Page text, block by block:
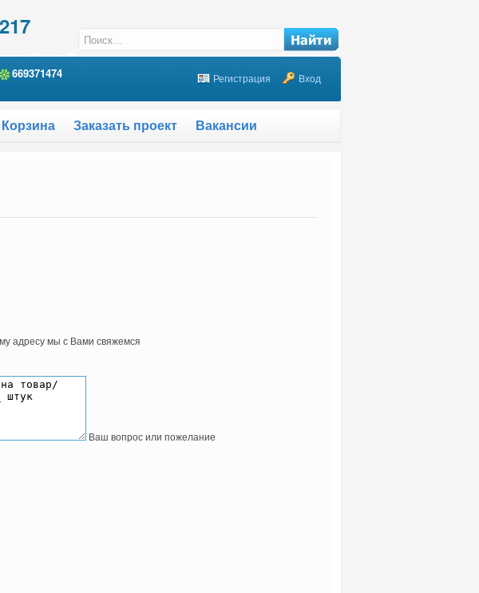
669371474 Регистрация Вход
Корзина Заказать проект Вакансии
адресу мы с Вами свяжемся
Ваш вопрос или пожелание